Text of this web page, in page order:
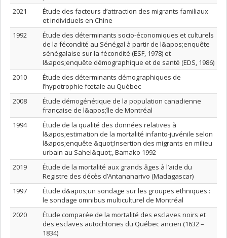
2021
Étude des facteurs d’attraction des migrants familiaux
et individuels en Chine
1992
Étude des déterminants socio-économiques et culturels
de la fécondité au Sénégal à partir de l&apos;enquête
sénégalaise sur la fécondité (ESF, 1978) et
l&apos;enquête démographique et de santé (EDS, 1986)
2010
Étude des déterminants démographiques de
l’hypotrophie fœtale au Québec
2008
Étude démogénétique de la population canadienne
française de l&apos;île de Montréal
1994
Étude de la qualité des données relatives à
l&apos;estimation de la mortalité infanto-juvénile selon
l&apos;enquête &quot;Insertion des migrants en milieu
urbain au Sahel&quot;, Bamako 1992
2019
Étude de la mortalité aux grands âges à l’aide du
Registre des décès d’Antananarivo (Madagascar)
1997
Étude d&apos;un sondage sur les groupes ethniques :
le sondage omnibus multiculturel de Montréal
2020
Étude comparée de la mortalité des esclaves noirs et
des esclaves autochtones du Québec ancien (1632 –
1834)